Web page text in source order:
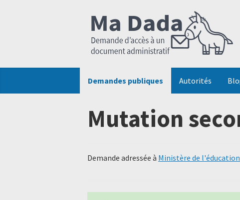
Demandes publiques Autorités
Mutation
Demande adressée à Ministère de